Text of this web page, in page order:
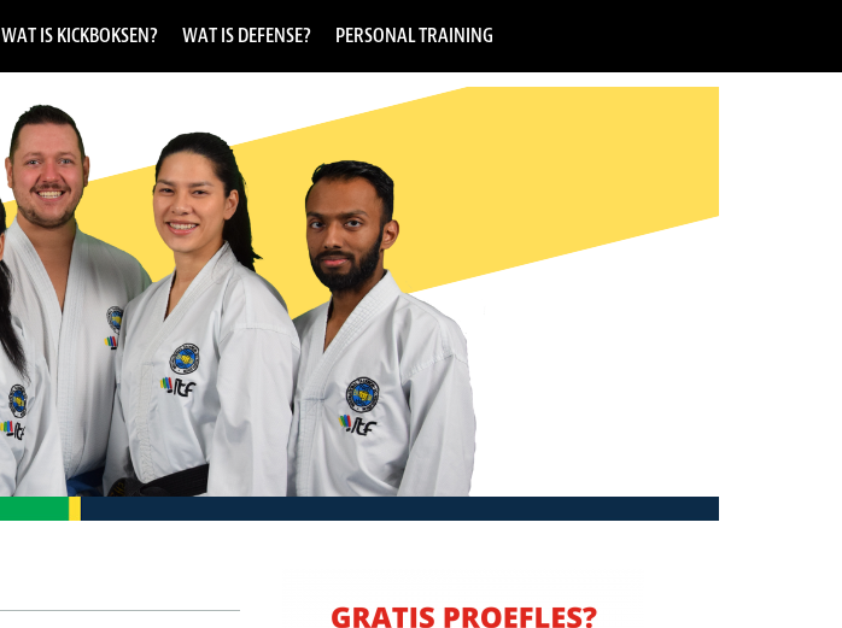
WAT IS KICKBOKSEN? WAT IS DEFENSE?
PERSONAL TRAINING